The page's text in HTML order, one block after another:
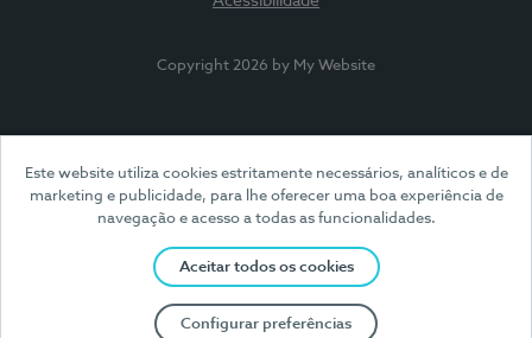
Este website utiliza cookies estritamente necessários, analíticos e de
marketing e publicidade, para lhe oferecer uma boa experiência de
navegação e acesso a todas as funcionalidades.
Aceitar todos os cookies
Configurar preferências
Copyright 2026 by My Website